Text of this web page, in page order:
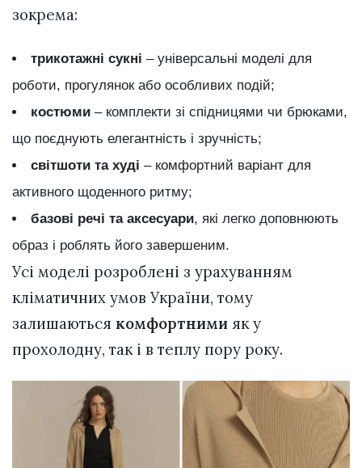
зокрема:
трикотажні сукні – універсальні моделі для
роботи, прогулянок або особливих подій;
костюми – комплекти зі спідницями чи брюками,
що поєднують елегантність і зручність;
світшоти та худі – комфортний варіант для
активного щоденного ритму;
базові речі та аксесуари, які легко доповнюють
образ і роблять його завершеним.
Усі моделі розроблені з урахуванням
кліматичних умов України, тому
залишаються комфортними як у
прохолодну, так і в теплу пору року.